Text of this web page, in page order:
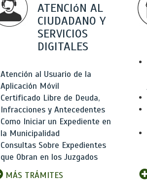
ATENCIóN AL
CIUDADANO Y
SERVICIOS
DIGITALES
Atención al Usuario de la
Aplicación Móvil
Certificado Libre de Deuda,
Infracciones y Antecedentes
Como Iniciar un Expediente en
la Municipalidad
Consultas Sobre Expedientes
que Obran en los Juzgados
MÁS TRÁMITES